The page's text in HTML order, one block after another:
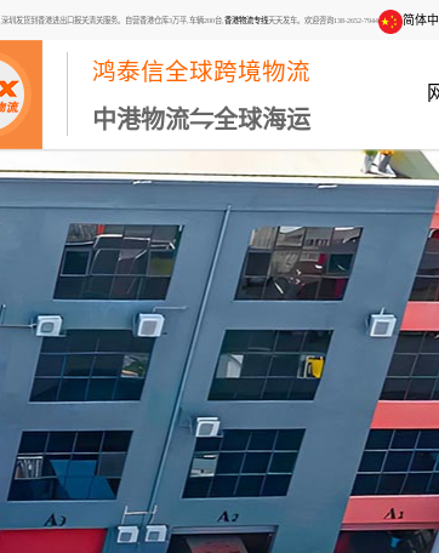
,深圳发货到香港进出口报关清关服务。自营香港仓库3万平,车辆200台, 香港物流专线天天发车。欢迎咨询138-2652-7944 简体
鸿泰信全球跨境物流
中港物流⇋全球海运